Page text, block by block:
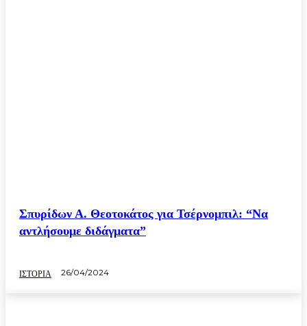
Σπυρίδων Α. Θεοτοκάτος για Τσέρνομπιλ: “Να
αντλήσουμε διδάγματα”
ΙΣΤΟΡΙΑ 26/04/2024